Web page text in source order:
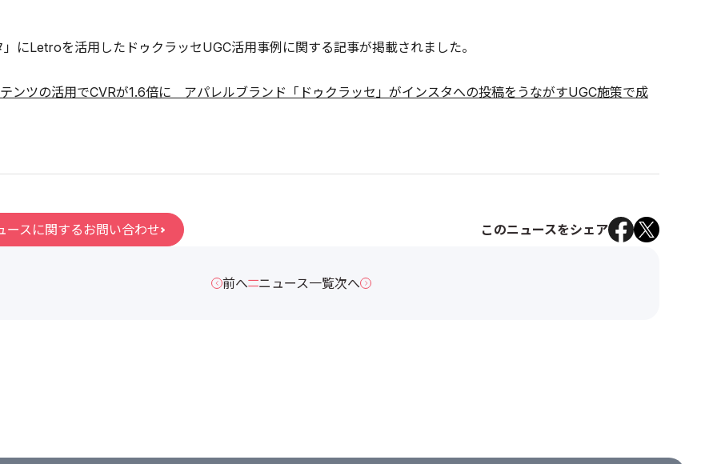
」にLetroを活用したドゥクラッセUGC活用事例に関する記事が掲載されました。
ンツの活用でCVRが1.6倍に アパレルブランド「ドゥクラッセ」がインスタへの投稿をうながすUGC施策で成
ースに関するお問い合わせ このニュースをシェア
前へ ニュース一覧次へ